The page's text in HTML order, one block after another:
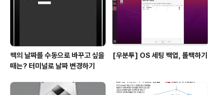
맥의 날짜를 수동으로 바꾸고 싶을
때는? 터미널로 날짜 변경하기
[우분투] OS 세팅 백업, 롤백하기